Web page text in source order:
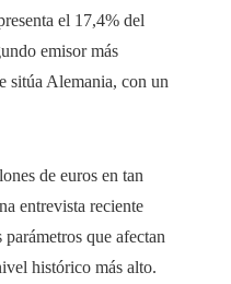
el 17,4% del
emisor más
sitúa Alemania, con un
de euros en tan
entrevista reciente
que afectan
histórico más alto.